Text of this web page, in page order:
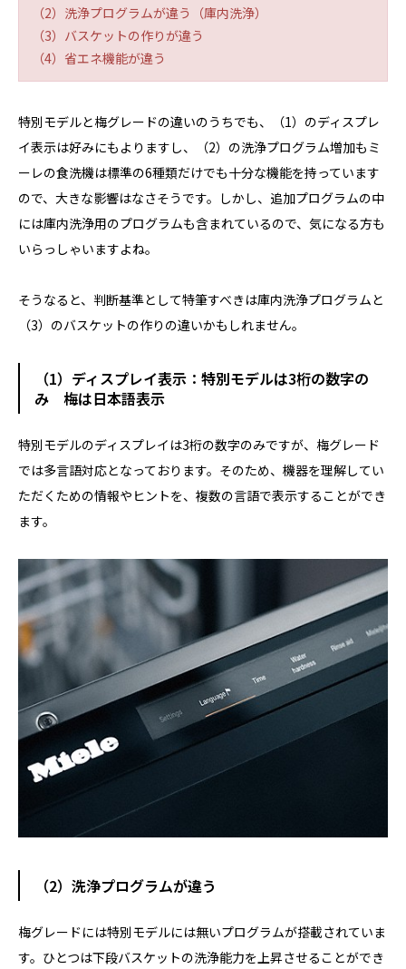
（2）洗浄プログラムが違う（庫内洗浄）
（3）バスケットの作りが違う
（4）省エネ機能が違う
特別モデルと梅グレードの違いのうちでも、（1）のディスプレ
イ表示は好みにもよりますし、（2）の洗浄プログラム増加もミ
ーレの食洗機は標準の6種類だけでも十分な機能を持っています
ので、大きな影響はなさそうです。しかし、追加プログラムの中
には庫内洗浄用のプログラムも含まれているので、気になる方も
いらっしゃいますよね。
そうなると、判断基準として特筆すべきは庫内洗浄プログラムと
（3）のバスケットの作りの違いかもしれません。
（1）ディスプレイ表示：特別モデルは3桁の数字の
み 梅は日本語表示
特別モデルのディスプレイは3桁の数字のみですが、梅グレード
では多言語対応となっております。そのため、機器を理解してい
ただくための情報やヒントを、複数の言語で表示することができ
ます。
（2）洗浄プログラムが違う
梅グレードには特別モデルには無いプログラムが搭載されていま
す。ひとつは下段バスケットの洗浄能力を上昇させることができ